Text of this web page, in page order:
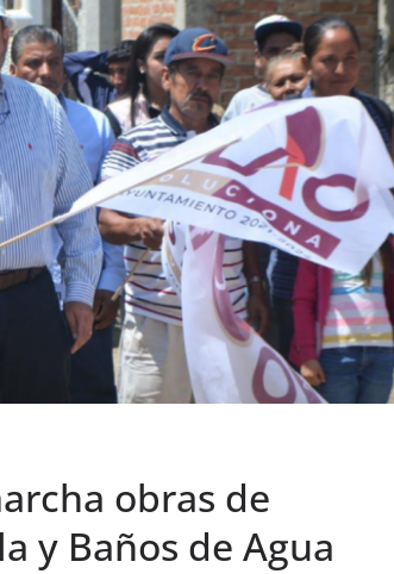
obras de
y Baños de Agua